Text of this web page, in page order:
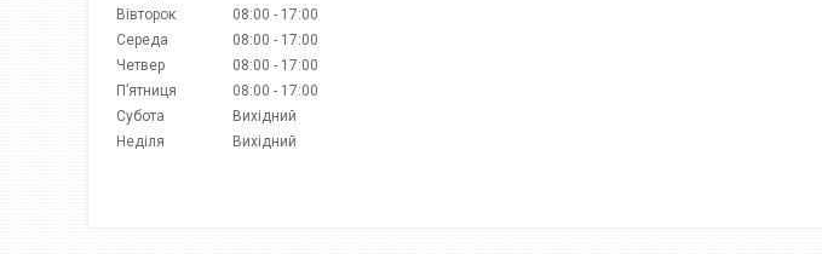
Вівторок
08:00
17:00
Середа
08:00
17:00
Четвер
08:00
17:00
Пʼятниця
08:00
17:00
Субота
Вихідний
Неділя
Вихідний